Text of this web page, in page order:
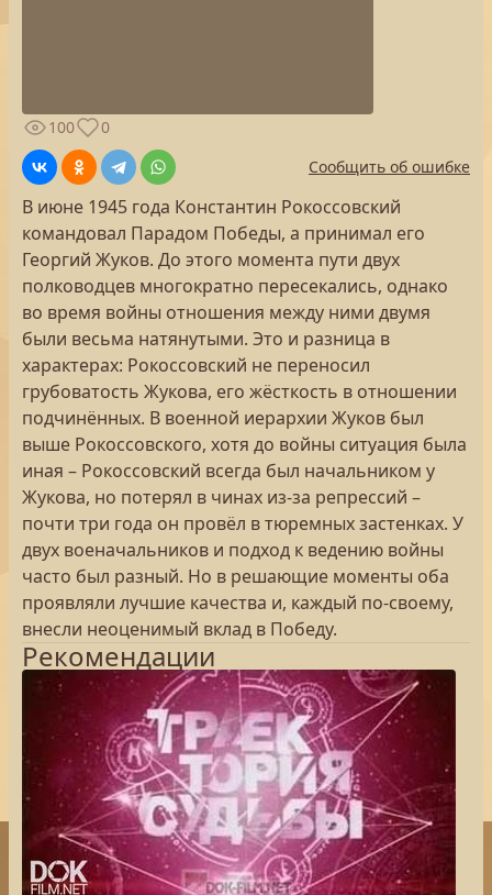
100
0
Сообщить об ошибке
В июне 1945 года Константин Рокоссовский
командовал Парадом Победы, а принимал его
Георгий Жуков. До этого момента пути двух
полководцев многократно пересекались, однако
во время войны отношения между ними двумя
были весьма натянутыми. Это и разница в
характерах: Рокоссовский не переносил
грубоватость Жукова, его жёсткость в отношении
подчинённых. В военной иерархии Жуков был
выше Рокоссовского, хотя до войны ситуация была
иная – Рокоссовский всегда был начальником у
Жукова, но потерял в чинах из-за репрессий –
почти три года он провёл в тюремных застенках. У
двух военачальников и подход к ведению войны
часто был разный. Но в решающие моменты оба
проявляли лучшие качества и, каждый по-своему,
внесли неоценимый вклад в Победу.
Рекомендации